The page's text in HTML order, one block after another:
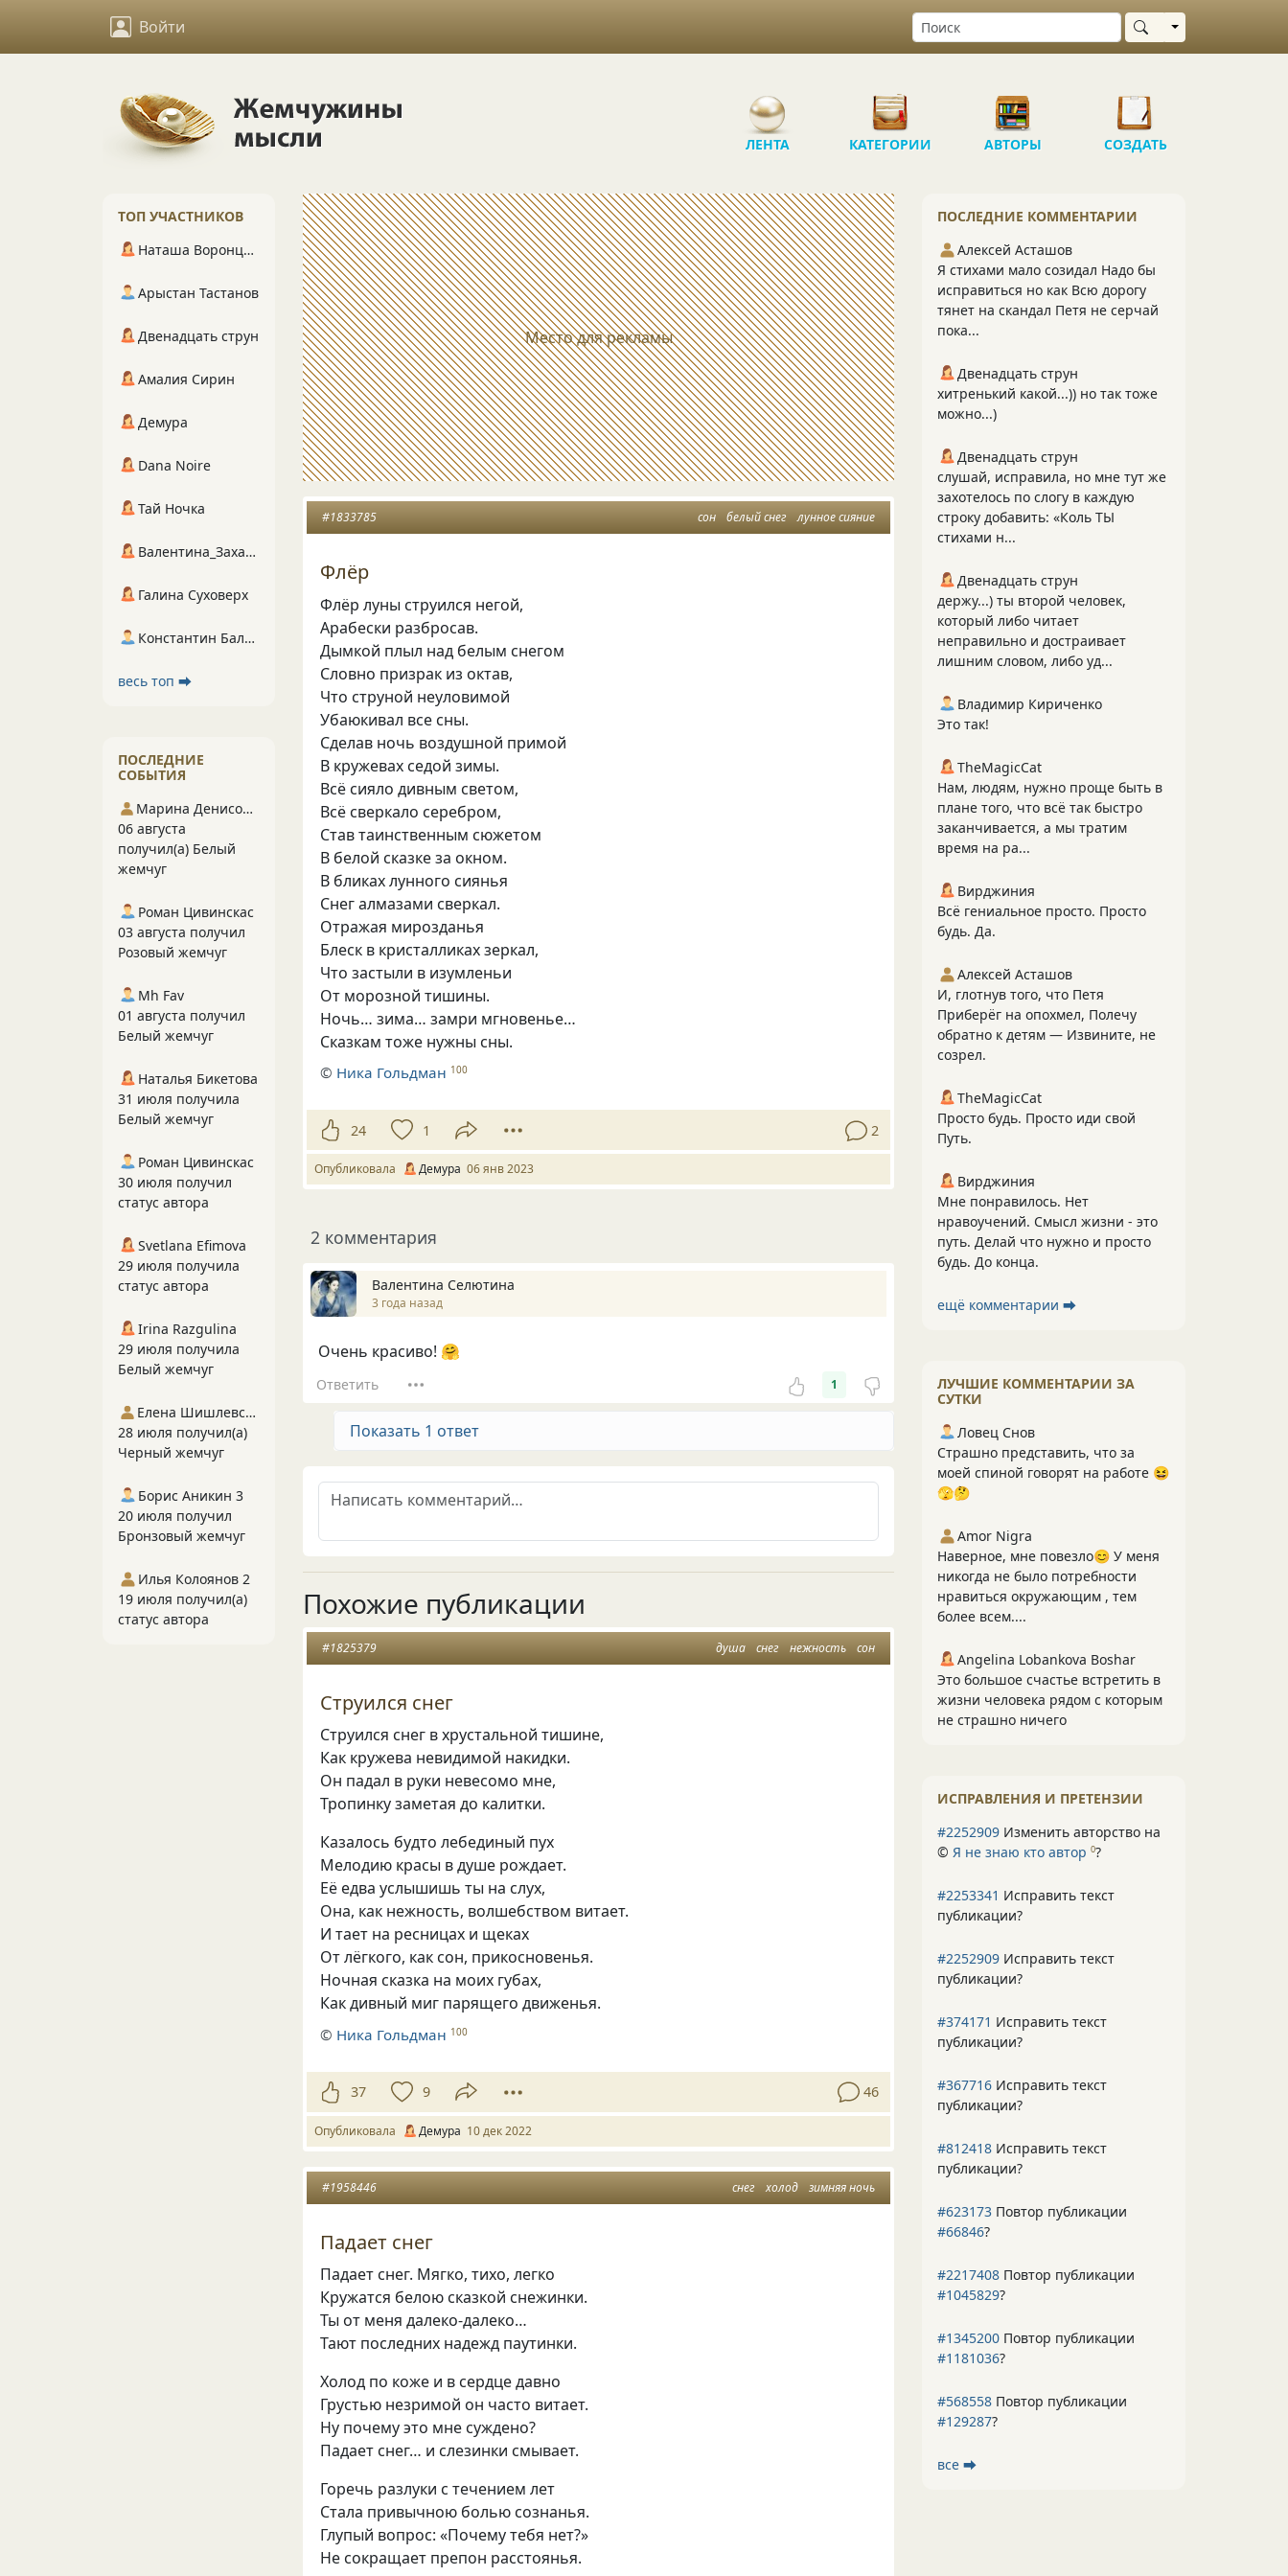
Войти Выбрать область
ЛЕНТА КАТЕГОРИИ АВТОРЫ СОЗДАТЬ
Место для рекламы
сон белый снег лунное сияние
#1833785
Флёр
Флёр луны струился негой,
Арабески разбросав.
Дымкой плыл над белым снегом
Словно призрак из октав,
Что струной неуловимой
Убаюкивал все сны.
Сделав ночь воздушной примой
В кружевах седой зимы.
Всё сияло дивным светом,
Всё сверкало серебром,
Став таинственным сюжетом
В белой сказке за окном.
В бликах лунного сиянья
Снег алмазами сверкал.
Отражая мирозданья
Блеск в кристалликах зеркал,
Что застыли в изумленьи
От морозной тишины.
Ночь… зима… замри мгновенье…
Сказкам тоже нужны сны.
© Ника Гольдман 100
24 1 2
Опубликовала Демура 06 янв 2023
2 комментария
Валентина Селютина
3 года назад
Очень красиво! 🤗
Ответить 1
Показать 1 ответ
Похожие публикации
душа снег нежность сон
#1825379
Струился снег
Струился снег в хрустальной тишине,
Как кружева невидимой накидки.
Он падал в руки невесомо мне,
Тропинку заметая до калитки.
Казалось будто лебединый пух
Мелодию красы в душе рождает.
Её едва услышишь ты на слух,
Она, как нежность, волшебством витает.
И тает на ресницах и щеках
От лёгкого, как сон, прикосновенья.
Ночная сказка на моих губах,
Как дивный миг парящего движенья.
© Ника Гольдман 100
37 9 46
Опубликовала Демура 10 дек 2022
снег холод зимняя ночь
#1958446
Падает снег
Падает снег. Мягко, тихо, легко
Кружатся белою сказкой снежинки.
Ты от меня далеко-далеко…
Тают последних надежд паутинки.
Холод по коже и в сердце давно
Грустью незримой он часто витает.
Ну почему это мне суждено?
Падает снег… и слезинки смывает.
Горечь разлуки с течением лет
Стала привычною болью сознанья.
Глупый вопрос: «Почему тебя нет?»
Не сокращает препон расстоянья.
ПОСЛЕДНИЕ КОММЕНТАРИИ
Алексей Асташов
Я стихами мало созидал Надо бы
исправиться но как Всю дорогу
тянет на скандал Петя не серчай
пока...
Двенадцать струн
хитренький какой...)) но так тоже
можно...)
Двенадцать струн
слушай, исправила, но мне тут же
захотелось по слогу в каждую
строку добавить: «Коль ТЫ
стихами н...
Двенадцать струн
держу...) ты второй человек,
который либо читает
неправильно и достраивает
лишним словом, либо уд...
Владимир Кириченко
Это так!
TheMagicCat
Нам, людям, нужно проще быть в
плане того, что всё так быстро
заканчивается, а мы тратим
время на ра...
Вирджиния
Всё гениальное просто. Просто
будь. Да.
Алексей Асташов
И, глотнув того, что Петя
Приберёг на опохмел, Полечу
обратно к детям — Извините, не
созрел.
TheMagicCat
Просто будь. Просто иди свой
Путь.
Вирджиния
Мне понравилось. Нет
нравоучений. Смысл жизни - это
путь. Делай что нужно и просто
будь. До конца.
ещё комментарии ⮕
ЛУЧШИЕ КОММЕНТАРИИ ЗА
СУТКИ
Ловец Снов
Страшно представить, что за
моей спиной говорят на работе 😆
🫣🤔
Amor Nigra
Наверное, мне повезло😊 У меня
никогда не было потребности
нравиться окружающим , тем
более всем....
Angelina Lobankova Boshar
Это большое счастье встретить в
жизни человека рядом с которым
не страшно ничего
ИСПРАВЛЕНИЯ И ПРЕТЕНЗИИ
#2252909 Изменить авторство на
© Я не знаю кто автор 0?
#2253341 Исправить текст
публикации?
#2252909 Исправить текст
публикации?
#374171 Исправить текст
публикации?
#367716 Исправить текст
публикации?
#812418 Исправить текст
публикации?
#623173 Повтор публикации
#66846?
#2217408 Повтор публикации
#1045829?
#1345200 Повтор публикации
#1181036?
#568558 Повтор публикации
#129287?
все ⮕
ТОП УЧАСТНИКОВ
Наташа Воронцова
Арыстан Тастанов
Двенадцать струн
Амалия Сирин
Демура
Dana Noire
Тай Ночка
Валентина_Захарова
Галина Суховерх
Константин Балухта
весь топ ⮕
ПОСЛЕДНИЕ
СОБЫТИЯ
Марина Денисова 5
06 августа
получил(а) Белый
жемчуг
Роман Цивинскас
03 августа получил
Розовый жемчуг
Mh Fav
01 августа получил
Белый жемчуг
Наталья Бикетова
31 июля получила
Белый жемчуг
Роман Цивинскас
30 июля получил
статус автора
Svetlana Efimova
29 июля получила
статус автора
Irina Razgulina
29 июля получила
Белый жемчуг
Елена Шишлевская
28 июля получил(а)
Черный жемчуг
Борис Аникин 3
20 июля получил
Бронзовый жемчуг
Илья Колоянов 2
19 июля получил(а)
статус автора